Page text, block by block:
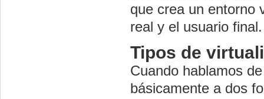
que crea un entorno
real y el usuario final.
Tipos de
Cuando hablamos
básicamente a dos